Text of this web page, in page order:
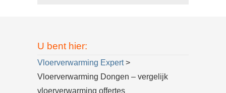
U bent hier:
Vloerverwarming Expert>
Vloerverwarming Dongen – vergelijk
vloerverwarming offertes